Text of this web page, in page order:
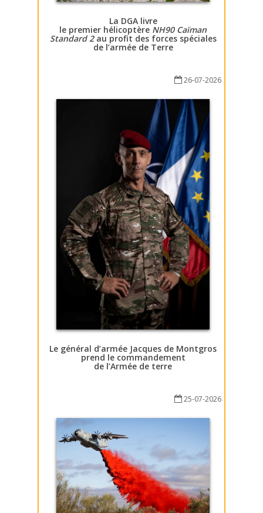
La DGA livre
le premier hélicoptère NH90 Caïman
Standard 2au profit des forces spéciales
de l’armée de Terre
26-07-2026
Le général d’armée Jacques de Montgros
prend le commandement
de l’Armée de terre
25-07-2026